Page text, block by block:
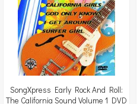
SongXpress Early Rock And Roll:
The California Sound Volume 1 DVD